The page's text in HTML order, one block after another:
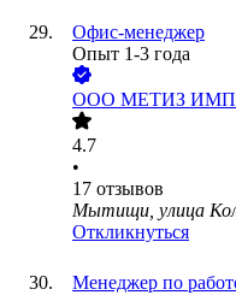
Офис-менеджер
Опыт 1-3 года
ООО МЕТИЗ
4.7
•
17 отзывов
Мытищи, улица
Откликнуться
Менеджер по